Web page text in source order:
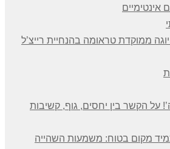
אינטימיים
ממוקדת טראומה בהנחיית רייצ’ל
על הקשר בין יחסים, גוף, קשיבות
מקום בטוח: משמעות השהייה